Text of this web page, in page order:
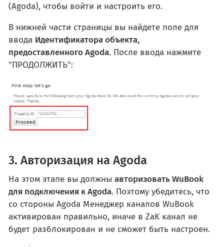
(Agoda), чтобы войти и настроить его.
В нижней части страницы вы найдете поле для
ввода Идентификатора объекта,
предоставленного Agoda. После ввода нажмите
"ПРОДОЛЖИТЬ":
3. Авторизация на Agoda
На этом этапе вы должны авторизовать WuBook
для подключения к Agoda. Поэтому убедитесь, что
со стороны Agoda Менеджер каналов WuBook
активирован правильно, иначе в ZaK канал не
будет разблокирован и не сможет быть настроен.